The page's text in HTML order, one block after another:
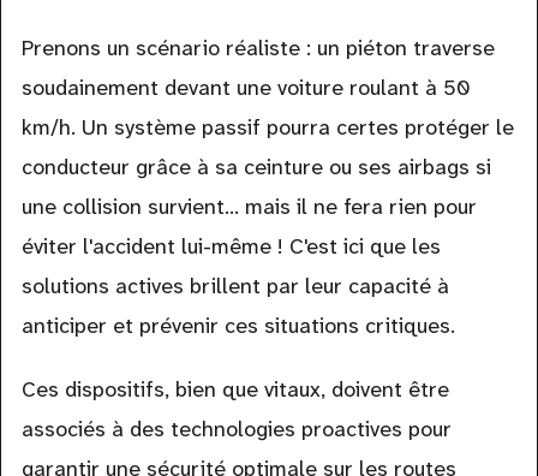
Prenons un scénario réaliste : un piéton traverse
soudainement devant une voiture roulant à 50
km/h. Un système passif pourra certes protéger le
conducteur grâce à sa ceinture ou ses airbags si
une collision survient... mais il ne fera rien pour
éviter l'accident lui-même ! C'est ici que les
solutions actives brillent par leur capacité à
anticiper et prévenir ces situations critiques.
Ces dispositifs, bien que vitaux, doivent être
associés à des technologies proactives pour
garantir une sécurité optimale sur les routes